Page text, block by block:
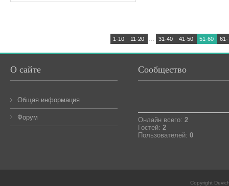
1-10 11-20 ... 31-40 41-50 51-60
О сайте
Общая информация
Форум
Сообщество
Онлайн всего: 2
Гостей: 2
Пользователей: 0
Copyright